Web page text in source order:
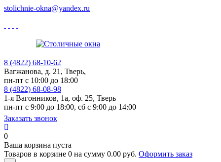
stolichnie-okna@yandex.ru
8 (4822) 68-10-62
Вагжанова, д. 21, Тверь,
пн-пт с 10:00 до 18:00
8 (4822) 68-08-98
1-я Вагонников, 1а, оф. 25, Тверь
пн-пт с 9:00 до 18:00, cб с 9:00 до 14:00
Заказать звонок
0
Ваша корзина пуста
Товаров в корзине 0 на сумму 0.00 руб. Оформить заказ